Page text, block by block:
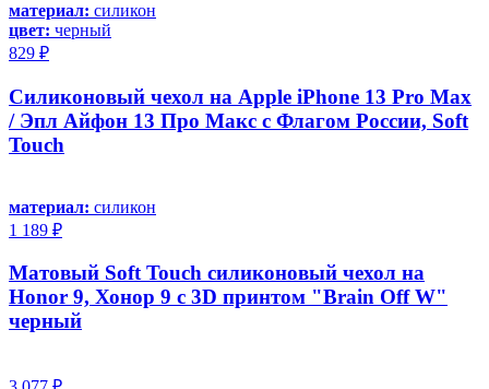
материал: силикон
цвет: черный
829 ₽
Силиконовый чехол на Apple iPhone 13 Pro Max
/ Эпл Айфон 13 Про Макс с Флагом России, Soft
Touch
материал: силикон
1 189 ₽
Матовый Soft Touch силиконовый чехол на
Honor 9, Хонор 9 с 3D принтом "Brain Off W"
черный